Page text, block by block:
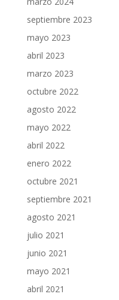
septiembre 2023
mayo 2023
abril 2023
marzo 2023
octubre 2022
agosto 2022
mayo 2022
abril 2022
enero 2022
octubre 2021
septiembre 2021
agosto 2021
julio 2021
junio 2021
mayo 2021
abril 2021